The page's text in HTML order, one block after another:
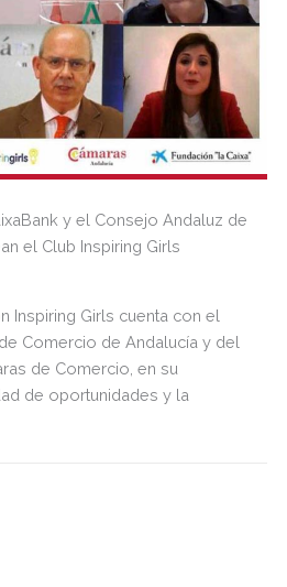
y el Consejo Andaluz de
el Club Inspiring Girls
Inspiring Girls cuenta con el
Comercio de Andalucía y del
de Comercio, en su
de oportunidades y la